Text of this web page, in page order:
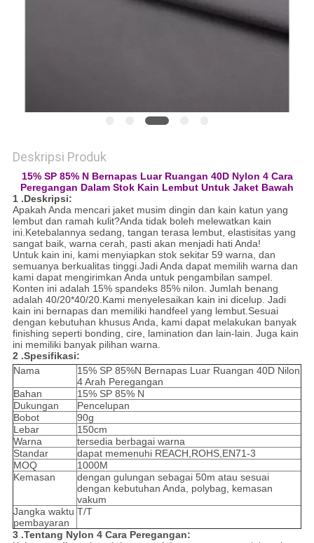
Deskripsi Produk
15% SP 85% N Bernapas Luar Ruangan 40D Nylon 4 Cara
Peregangan Dalam Stok Kain Lembut Untuk Jaket Bawah
1 .Deskripsi:
Apakah Anda mencari jaket musim dingin dan kain katun yang
lembut dan ramah kulit?Anda tidak boleh melewatkan kain
ini.Ketebalannya sedang, tangan terasa lembut, elastisitas yang
sangat baik, warna cerah, pasti akan menjadi hati Anda!
Untuk kain ini, kami menyiapkan stok sekitar 59 warna, dan
semuanya berkualitas tinggi.Jadi Anda dapat memilih warna dan
kami dapat mengirimkan Anda untuk pengambilan sampel.
Konten ini adalah 15% spandeks 85% nilon. Jumlah benang
adalah 40/20*40/20.Kami menyelesaikan kain ini dicelup. Jadi
kain ini bernapas dan memiliki handfeel yang lembut.Sesuai
dengan kebutuhan khusus Anda, kami dapat melakukan banyak
finishing seperti bonding, cire, lamination dan lain-lain. Juga kain
ini memiliki banyak pilihan warna.
2 .Spesifikasi:
Nama
15% SP 85%N Bernapas Luar Ruangan 40D Nilon
4 Arah Peregangan
Bahan
15% SP 85% N
Dukungan
Pencelupan
Bobot
90g
Lebar
150cm
Warna
tersedia berbagai warna
Standar
dapat memenuhi REACH,ROHS,EN71-3
MOQ
1000M
Kemasan
dengan gulungan sebagai 50m atau sesuai
dengan kebutuhan Anda, polybag, kemasan
vakum
Jangka waktu
pembayaran
T/T
3 .Tentang Nylon 4 Cara Peregangan: